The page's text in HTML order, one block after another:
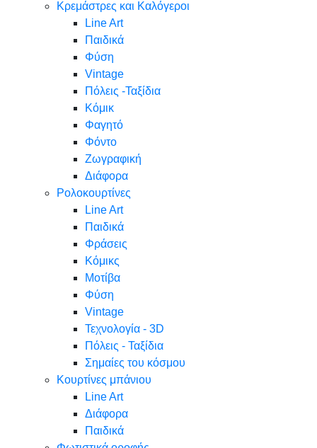
Κρεμάστρες και Καλόγεροι
Line Art
Παιδικά
Φύση
Vintage
Πόλεις -Ταξίδια
Κόμικ
Φαγητό
Φόντο
Ζωγραφική
Διάφορα
Ρολοκουρτίνες
Line Art
Παιδικά
Φράσεις
Κόμικς
Μοτίβα
Φύση
Vintage
Τεχνολογία - 3D
Πόλεις - Ταξίδια
Σημαίες του κόσμου
Κουρτίνες μπάνιου
Line Art
Διάφορα
Παιδικά